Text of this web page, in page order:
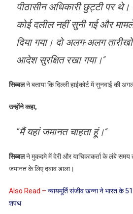
पीठासीन अधिकारी छुट्टी पर
कोई दलील नहीं सुनी गई और
दिया गया। दो अलग-अलग
आदेश सुरक्षित रखा गया।”
सिब्बलने बताया कि दिल्ली हाईकोर्ट में सुनवाई की
उन्होंने कहा,
“मैं यहां जमानत चाहता हूं।”
सिब्बलने मुकदमे में देरी और याचिकाकर्ता के लंबे
जमानत के लिए दबाव डाला।
Also Read – न्यायमूर्ति संजीव खन्ना ने भारत के
शपथ